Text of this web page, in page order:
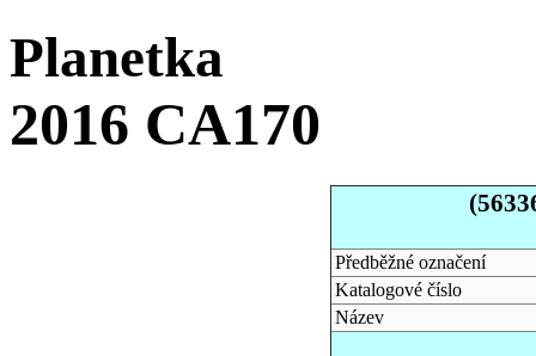
Planetka
2016 CA170
Předběžné označení
Katalogové číslo
Název